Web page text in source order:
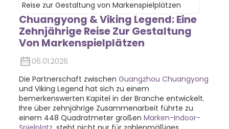
Chuangyong & Viking Legend: Eine
Zehnjährige Reise Zur Gestaltung
Von Markenspielplätzen
06.01.2026
Die Partnerschaft zwischen Guangzhou Chuangyong
und Viking Legend hat sich zu einem
bemerkenswerten Kapitel in der Branche entwickelt.
Ihre über zehnjährige Zusammenarbeit führte zu
einem 448 Quadratmeter großen Marken-Indoor-